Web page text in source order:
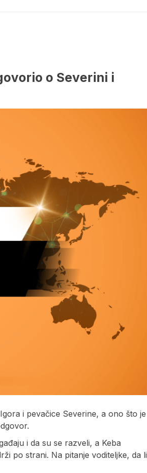
o Severini i
i pevačice Severine, a ono što je
i da su se razveli, a Keba
po strani. Na pitanje voditeljke, da li